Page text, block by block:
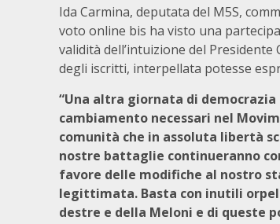
Ida Carmina, deputata del M5S,
voto online bis ha visto una
validità dell’intuizione del
degli iscritti, interpellata potesse
“Una altra giornata di
cambiamento necessari nel
comunità che in assoluta libertà
nostre battaglie continueranno
favore delle modifiche al nostro
legittimata. Basta con inutili
destre e della Meloni e di queste